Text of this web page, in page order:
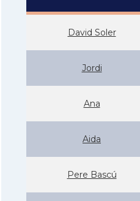
David Soler
Jordi
Ana
Aida
Pere Bascú